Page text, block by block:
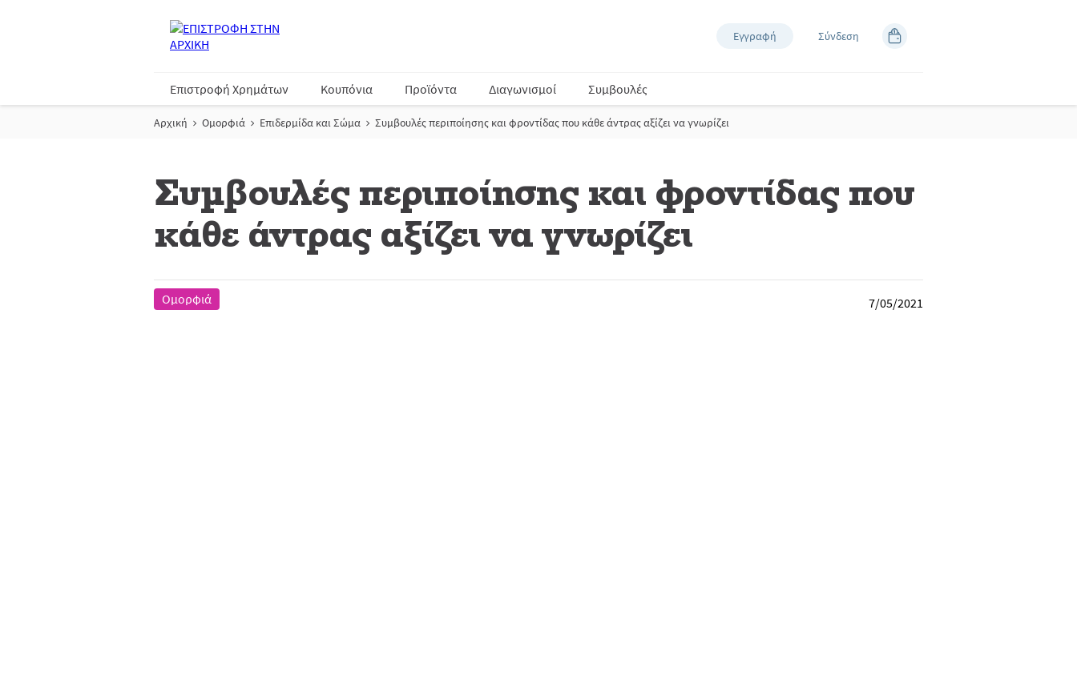
Εγγραφή Σύνδεση
Επιστροφή Χρημάτων Κουπόνια Προϊόντα Διαγωνισμοί Συμβουλές
Αρχική Ομορφιά Επιδερμίδα και Σώμα Συμβουλές περιποίησης και φροντίδας που κάθε άντρας αξίζει να γνωρίζει
Συμβουλές περιποίησης και φροντίδας που
κάθε άντρας αξίζει να γνωρίζει
Ομορφιά 7/05/2021